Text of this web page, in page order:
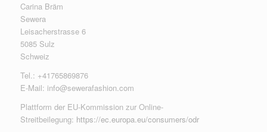
Carina Bräm
Sewera
Leisacherstrasse 6
5085 Sulz
Schweiz
Tel.: +41765869876
E-Mail: info@sewerafashion.com
Plattform der EU-Kommission zur Online-
Streitbeilegung: https://ec.europa.eu/consumers/odr